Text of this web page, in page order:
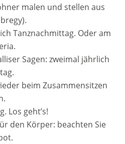
malen und stellen aus
Tanznachmittag. Oder am
Sagen: zweimal jährlich
beim Zusammensitzen
Los geht’s!
den Körper: beachten Sie